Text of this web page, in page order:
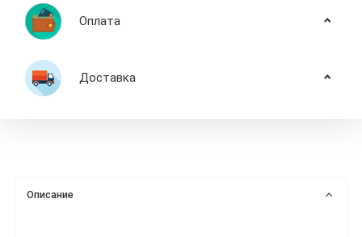
Оплата
Доставка
Описание